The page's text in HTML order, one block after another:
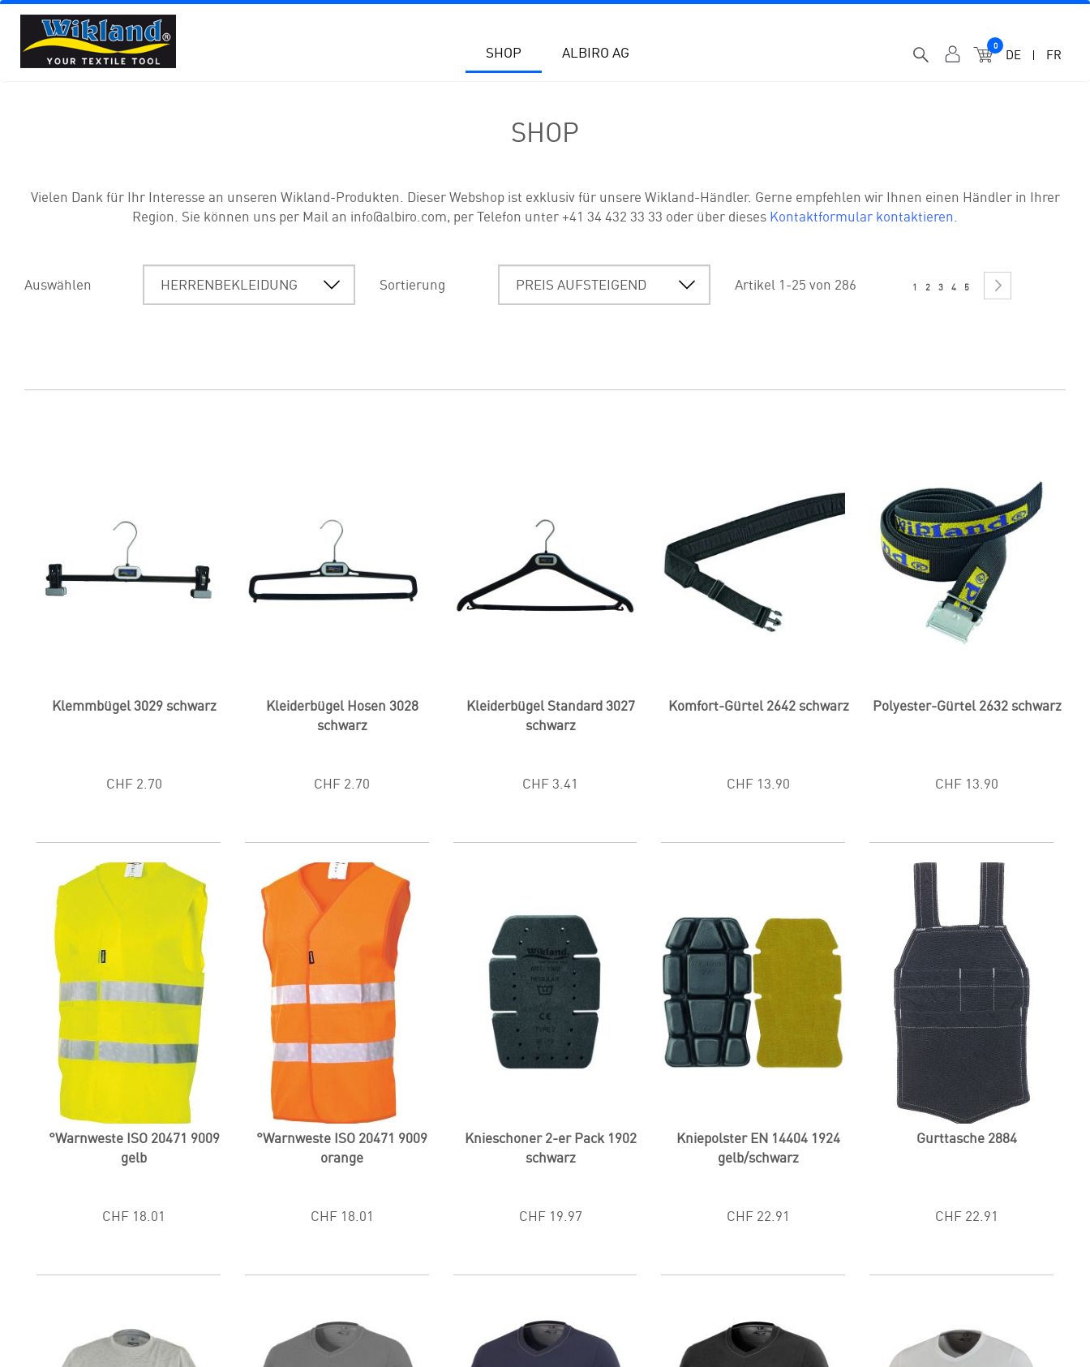
MEIN
0
DE FR
SHOP ALBIRO AG
SHOP
Vielen Dank für Ihr Interesse an unseren Wikland-Produkten. Dieser Webshop ist exklusiv für unsere Wikland-Händler. Gerne empfehlen wir Ihnen einen Händler in Ihrer
Region. Sie können uns per Mail an info@albiro.com, per Telefon unter +41 34 432 33 33 oder über dieses Kontaktformular kontaktieren.
Auswählen Sortierung Artikel 1-25 von 286 1 2 3 4 5
Klemmbügel 3029 schwarz
CHF 2.70
Kleiderbügel Hosen 3028
schwarz
CHF 2.70
Kleiderbügel Standard 3027
schwarz
CHF 3.41
Komfort-Gürtel 2642 schwarz
CHF 13.90
Polyester-Gürtel 2632 schwarz
CHF 13.90
°Warnweste ISO 20471 9009
gelb
CHF 18.01
°Warnweste ISO 20471 9009
orange
CHF 18.01
Knieschoner 2-er Pack 1902
schwarz
CHF 19.97
Kniepolster EN 14404 1924
gelb/schwarz
CHF 22.91
Gurttasche 2884
CHF 22.91